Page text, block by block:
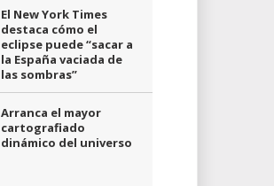
El New York Times
destaca cómo el
eclipse puede “sacar a
la España vaciada de
las sombras”
Arranca el mayor
cartografiado
dinámico del universo